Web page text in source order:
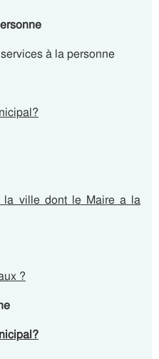
à la personne
la ville dont le Maire a la
?